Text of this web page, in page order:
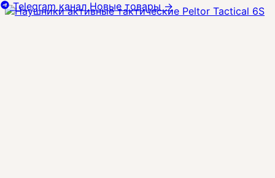
Telegram канал Новые товары→